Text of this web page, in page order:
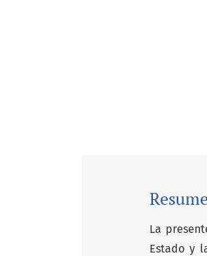
La
Estado y